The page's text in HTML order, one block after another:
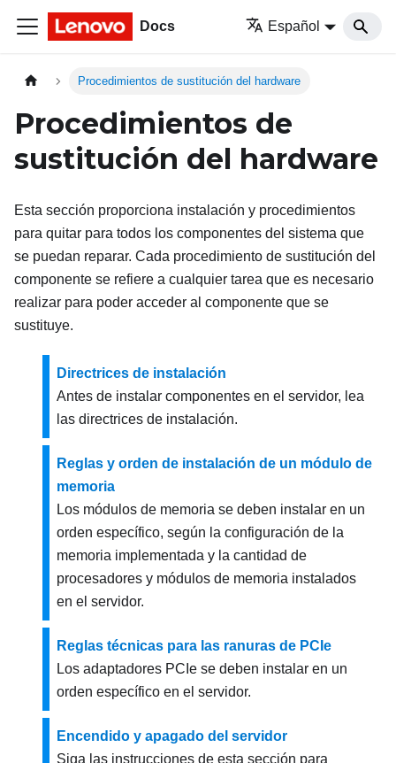
Docs Español
Procedimientos de sustitución del hardware
Procedimientos de
sustitución del hardware
Esta sección proporciona instalación y procedimientos
para quitar para todos los componentes del sistema que
se puedan reparar. Cada procedimiento de sustitución del
componente se refiere a cualquier tarea que es necesario
realizar para poder acceder al componente que se
sustituye.
Directrices de instalación
Antes de instalar componentes en el servidor, lea
las directrices de instalación.
Reglas y orden de instalación de un módulo de
memoria
Los módulos de memoria se deben instalar en un
orden específico, según la configuración de la
memoria implementada y la cantidad de
procesadores y módulos de memoria instalados
en el servidor.
Reglas técnicas para las ranuras de PCIe
Los adaptadores PCIe se deben instalar en un
orden específico en el servidor.
Encendido y apagado del servidor
Siga las instrucciones de esta sección para